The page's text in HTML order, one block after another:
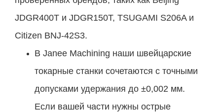
JDGR400T и JDGR150T, TSUGAMI S206A и
Citizen BNJ-42S3.
В Janee Machining наши швейцарские
токарные станки сочетаются с точными
допусками удержания до ±0,002 мм.
Если вашей части нужны острые